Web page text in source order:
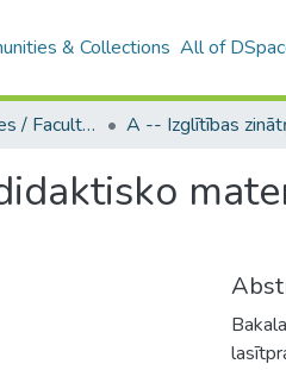
& Collections All of
B4 – LU fakultātes / Faculties of the UL